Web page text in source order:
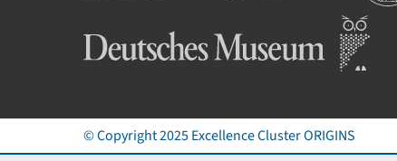
© Copyright 2025 Excellence ClusterORIGINS